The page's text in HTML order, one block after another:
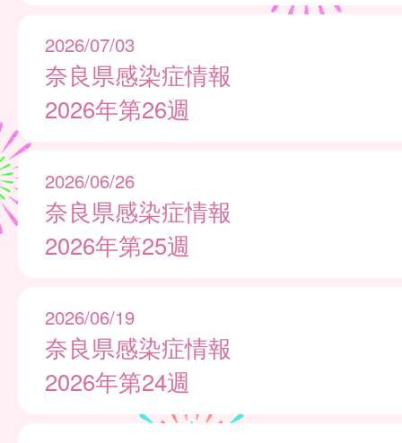
2026/07/03
奈良県感染症情報
2026年第26週
2026/06/26
奈良県感染症情報
2026年第25週
2026/06/19
奈良県感染症情報
2026年第24週